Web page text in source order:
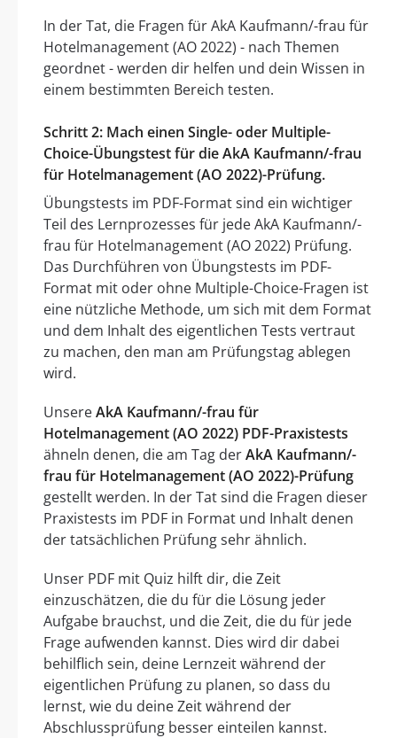
In der Tat, die Fragen für AkA Kaufmann/-frau für
Hotelmanagement (AO 2022) - nach Themen
geordnet - werden dir helfen und dein Wissen in
einem bestimmten Bereich testen.
Schritt 2: Mach einen Single- oder Multiple-
Choice-Übungstest für die AkA Kaufmann/-frau
für Hotelmanagement (AO 2022)-Prüfung.
Übungstests im PDF-Format sind ein wichtiger
Teil des Lernprozesses für jede AkA Kaufmann/-
frau für Hotelmanagement (AO 2022) Prüfung.
Das Durchführen von Übungstests im PDF-
Format mit oder ohne Multiple-Choice-Fragen ist
eine nützliche Methode, um sich mit dem Format
und dem Inhalt des eigentlichen Tests vertraut
zu machen, den man am Prüfungstag ablegen
wird.
UnsereAkA Kaufmann/-frau für
Hotelmanagement (AO 2022) PDF-Praxistests
ähneln denen, die am Tag derAkA Kaufmann/-
frau für Hotelmanagement (AO 2022)-Prüfung
gestellt werden. In der Tat sind die Fragen dieser
Praxistests im PDF in Format und Inhalt denen
der tatsächlichen Prüfung sehr ähnlich.
Unser PDF mit Quiz hilft dir, die Zeit
einzuschätzen, die du für die Lösung jeder
Aufgabe brauchst, und die Zeit, die du für jede
Frage aufwenden kannst. Dies wird dir dabei
behilflich sein, deine Lernzeit während der
eigentlichen Prüfung zu planen, so dass du
lernst, wie du deine Zeit während der
Abschlussprüfung besser einteilen kannst.